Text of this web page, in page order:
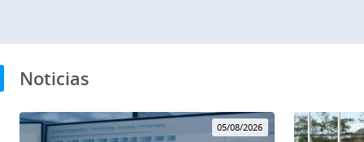
Noticias
05/08/2026